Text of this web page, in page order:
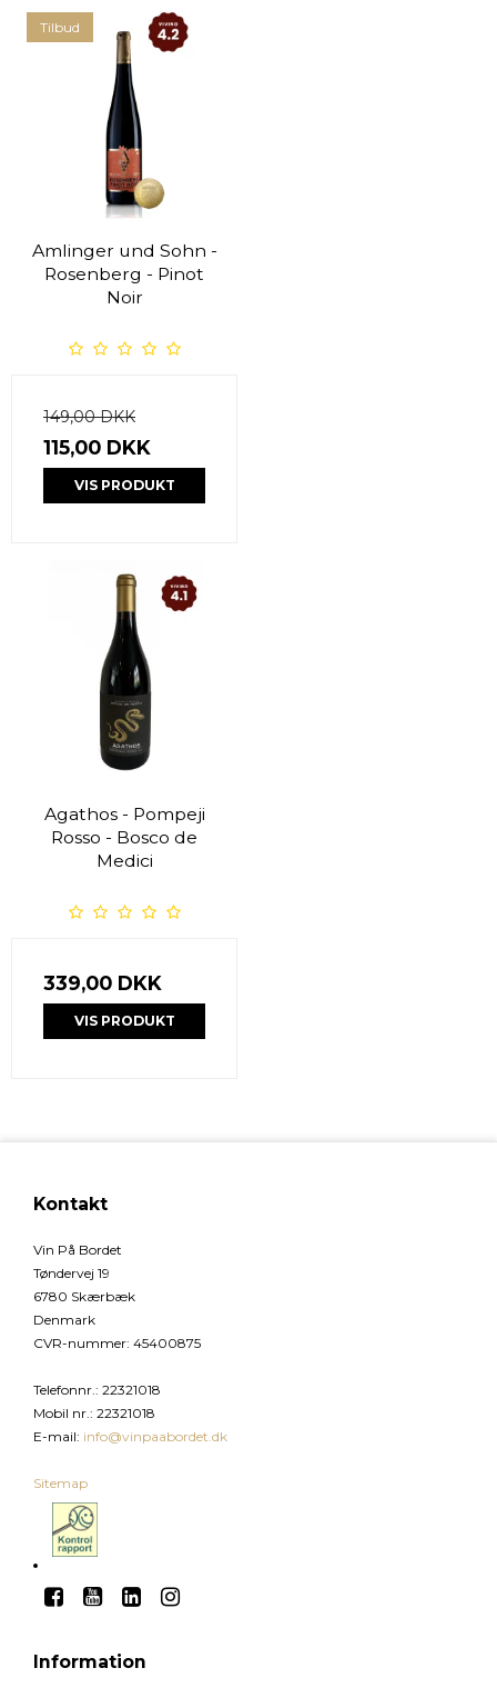
Tilbud
Amlinger und Sohn -
Rosenberg - Pinot
Noir
149,00 DKK
115,00 DKK
VIS PRODUKT
Agathos - Pompeji
Rosso - Bosco de
Medici
339,00 DKK
VIS PRODUKT
Kontakt
Vin På Bordet
Tøndervej 19
6780 Skærbæk
Denmark
CVR-nummer: 45400875
Telefonnr.: 22321018
Mobil nr.: 22321018
E-mail: info@vinpaabordet.dk
Sitemap
Information